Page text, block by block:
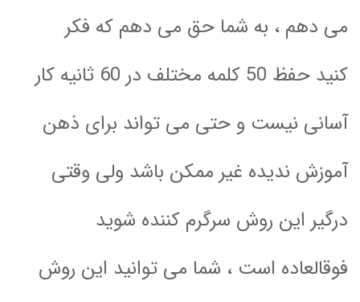
می دهم ، به شما حق می دهم که فکر
کنید حفظ 50 کلمه مختلف در 60 ثانیه کار
آسانی نیست و حتی می تواند برای ذهن
آموزش ندیده غیر ممکن باشد ولی وقتی
درگیر این روش سرگرم کننده شوید
فوقالعاده است ، شما می توانید این روش